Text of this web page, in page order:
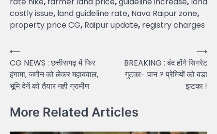
costly issue, land guideline rate, Nava Raipur zone,
property price CG, Raipur update, registry charges
Post
navigation
⟵
CG NEWS : छत्तीसगढ़ में फिर
हंगामा, जमीन को लेकर महाबवाल,
भूमि देनें को तैयार नही ग्रामीण
BREAKING : बंद होंगे सिगरेट
गुटका- पान ? प्रेमियों को बड़ा
झटका !
⟶
More Related Articles